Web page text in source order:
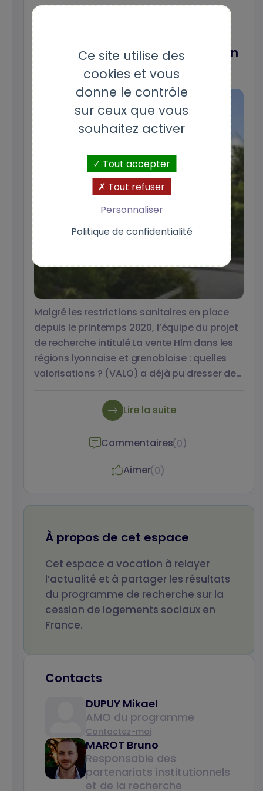
souvent récents, spacieux et bien
Malgré les restrictions sanitaires en place
depuis le printemps 2020, l’équipe du projet
de recherche intitulé La vente Hlm dans les
régions lyonnaise et grenobloise : quelles
valorisations ? (VALO) a déjà pu dresser des
professeure de géographie à l’université
Lumière Lyon 2, assure la coordination de ce
projet. Elle nous en rappelle les objectifs,
l’approche et nous présente les tout
premiers résultats.
Lire la suite
Commentaires(0)
Aimer(0)
À propos de cet espace
Cet espace a vocation à relayer
l’actualité et à partager les résultats
du programme de recherche sur la
cession de logements sociaux en
France.
Contacts
DUPUY Mikael
AMO du programme
Contactez-moi
MAROT Bruno
Responsable des
partenariats institutionnels
et de la recherche
Votre email
Objet de votre
message
CAPTCHA
Math question (1 + 0 =)
Ce site utilise des
cookies et vous
donne le contrôle
sur ceux que vous
souhaitez activer
Tout accepter
Tout refuser
Personnaliser
Politique de confidentialité